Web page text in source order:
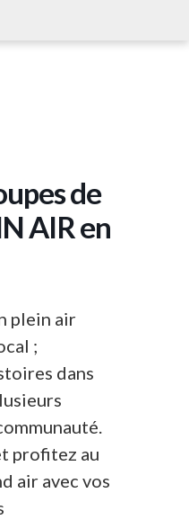
de
AIR en
plein air
;
dans
profitez au
air avec vos